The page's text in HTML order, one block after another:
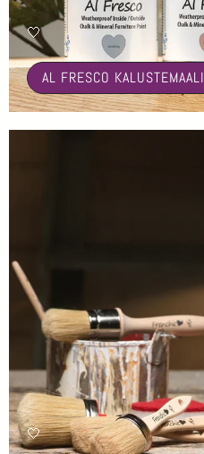
🤍
AL FRESCO KALUSTEMAALI
🤍